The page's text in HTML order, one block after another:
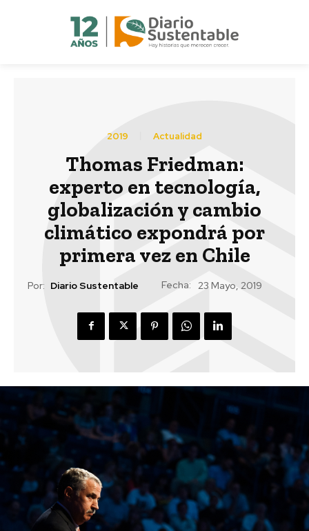
2019 Actualidad
Thomas Friedman:
experto en tecnología,
globalización y cambio
climático expondrá por
primera vez en Chile
Por: Diario Sustentable Fecha: 23 Mayo, 2019